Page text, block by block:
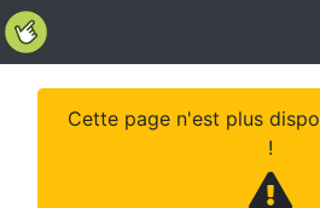
Cette page n'est plus
!